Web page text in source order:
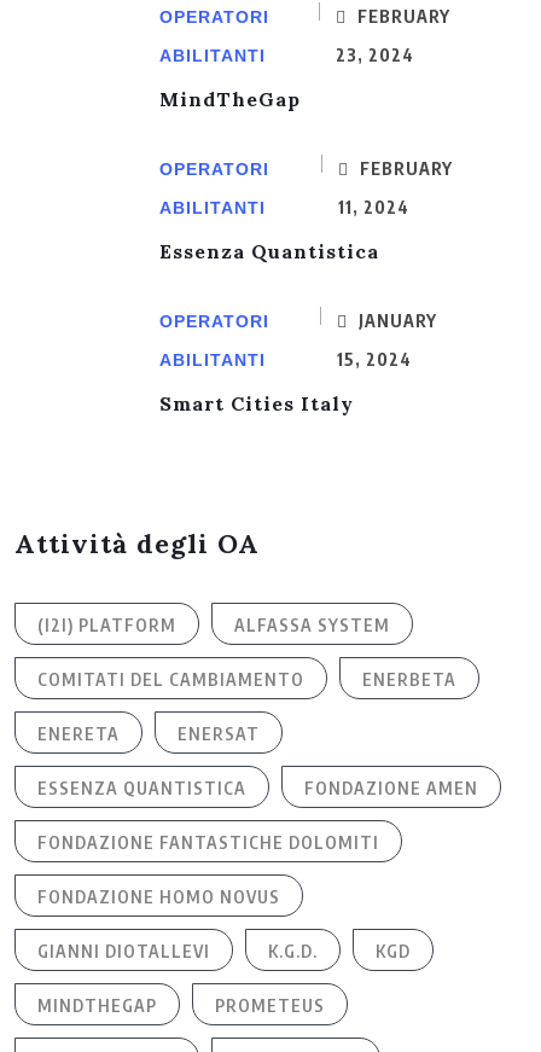
OPERATORI
ABILITANTI
FEBRUARY
23, 2024
MindTheGap
OPERATORI
ABILITANTI
FEBRUARY
11, 2024
Essenza Quantistica
OPERATORI
ABILITANTI
JANUARY
15, 2024
Smart Cities Italy
Attività degli OA
(I2I) PLATFORM ALFASSA SYSTEM
COMITATI DEL CAMBIAMENTO ENERBETA
ENERETA ENERSAT
ESSENZA QUANTISTICA FONDAZIONE AMEN
FONDAZIONE FANTASTICHE DOLOMITI
FONDAZIONE HOMO NOVUS
GIANNI DIOTALLEVI K.G.D. KGD
MINDTHEGAP PROMETEUS